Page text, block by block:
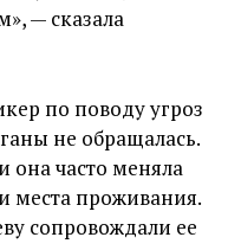
— сказала
по поводу угроз
не обращалась.
она часто меняла
места проживания.
сопровождали ее